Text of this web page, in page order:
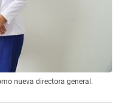
nueva directora general.